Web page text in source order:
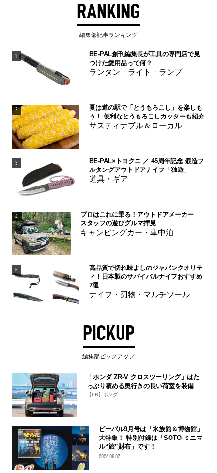
RANKING
編集部記事ランキング
1
BE-PAL創刊編集長が工具の専門店で見
つけた愛用品って何？
ランタン・ライト・ランプ
2
夏は道の駅で「とうもろこし」を楽しも
う！ 便利なとうもろこしカッターも紹介
サスティナブル＆ローカル
3
BE-PAL×トヨクニ ／ 45周年記念 鍛造フ
ルタングアウトドアナイフ「独遊」
道具・ギア
4
プロはこれに乗る！アウトドアメーカー
スタッフの遊びグルマ拝見
キャンピングカー・車中泊
5
高品質で切れ味よしのジャパンクオリテ
ィ！日本製のサバイバルナイフおすすめ
7選
ナイフ・刃物・マルチツール
PICKUP
編集部ピックアップ
「ホンダ ZR-V クロスツーリング」はた
っぷり積める奥行きの長い荷室を装備
【PR】ホンダ
ビーパル9月号は「水族館＆博物館」
大特集！ 特別付録は「SOTO ミニマ
ル“旅”財布」です！
2026.08.07